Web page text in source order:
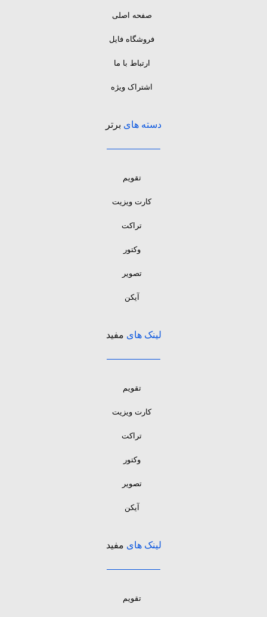
صفحه اصلی
فروشگاه فایل
ارتباط با ما
اشتراک ویژه
دسته های برتر
تقویم
کارت ویزیت
تراکت
وکتور
تصویر
آیکن
لینک های مفید
تقویم
کارت ویزیت
تراکت
وکتور
تصویر
آیکن
لینک های مفید
تقویم